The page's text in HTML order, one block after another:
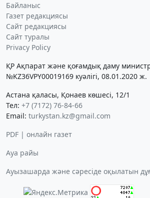
Байланыс
Газет редакциясы
Сайт редакциясы
Сайт туралы
Privacy Policy
ҚР Ақпарат және қоғамдық даму
№KZ36VPY00019169 куәлігі, 08.01.2020 ж.
Астана қаласы, Қонаев көшесі, 12/1
Тел: +7 (7172) 76-84-66
Email: turkystan.kz@gmail.com
PDF | онлайн газет
Ауа райы
Ауызашарда және сәресіде оқылатын